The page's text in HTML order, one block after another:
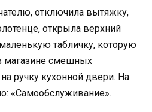
отключила вытяжку,
открыла верхний
табличку, которую
магазине смешных
ручку кухонной двери. На
«Самообслуживание».